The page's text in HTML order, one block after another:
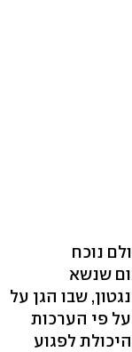
נוכח
שנשא
שבו הגן על
על פי הערכות
את היכולת לפגוע